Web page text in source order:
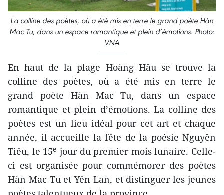
La colline des poètes, où a été mis en terre le grand poète Hàn
Mac Tu, dans un espace romantique et plein d’émotions. Photo:
VNA
En haut de la plage Hoàng Hâu se trouve la
colline des poètes, où a été mis en terre le
grand poète Hàn Mac Tu, dans un espace
romantique et plein d’émotions. La colline des
poètes est un lieu idéal pour cet art et chaque
année, il accueille la fête de la poésie Nguyên
Tiêu, le 15e jour du premier mois lunaire. Celle-
ci est organisée pour commémorer des poètes
Hàn Mac Tu et Yên Lan, et distinguer les jeunes